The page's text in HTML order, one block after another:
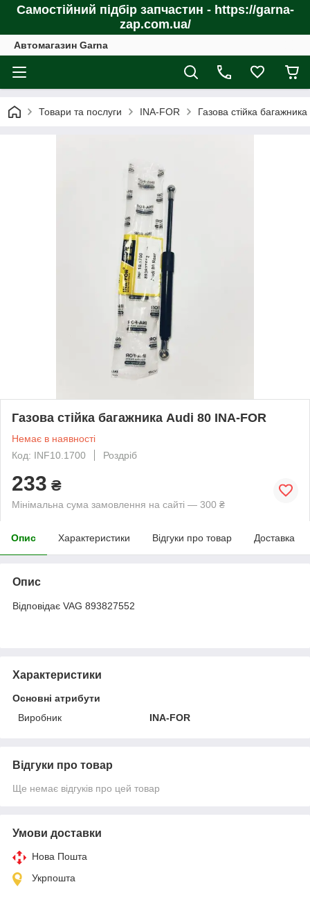
Самостійний підбір запчастин - https://garna-
zap.com.ua/
Автомагазин Garna
Товари та послуги INA-FOR Газова стійка
Газова стійка багажника Audi 80 INA-FOR
Немає в наявності
Код: INF10.1700
Роздріб
233 ₴
Мінімальна сума замовлення на сайті — 300 ₴
Опис Характеристики Відгуки про товар Доставка
Опис
Відповідає VAG 893827552
Характеристики
Основні атрибути
Виробник
INA-FOR
Відгуки про товар
Ще немає відгуків про цей товар
Умови доставки
Нова Пошта
Укрпошта